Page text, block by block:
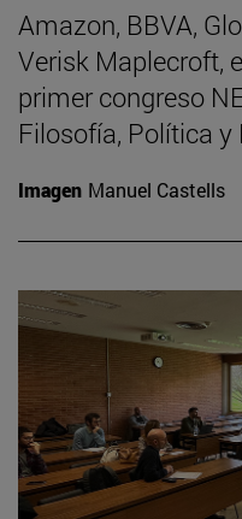
Amazon, BBVA,
Verisk Maplecroft,
primer congreso
Filosofía, Política y
Imagen Manuel Castells